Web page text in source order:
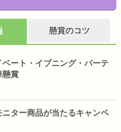
懸賞のコツ
ート・イブニング・パーテ
懸賞
ター商品が当たるキャンペ